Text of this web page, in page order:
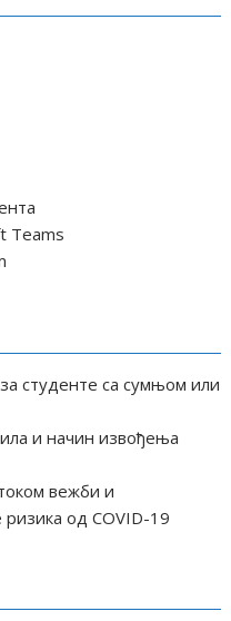
Teams
са сумњом или
и начин извођења
вежби и
од COVID-19